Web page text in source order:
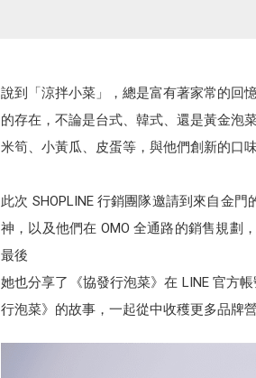
說到「涼拌小菜」，總是富有著家常的回
的存在，不論是台式、韓式、還是黃金泡
米筍、小黃瓜、皮蛋等，與他們創新的口
此次 SHOPLINE 行銷團隊邀請到來自金
神，以及他們在 OMO 全通路的銷售規劃
最後
她也分享了《協發行泡菜》在 LINE 官方
行泡菜》的故事，一起從中收穫更多品牌